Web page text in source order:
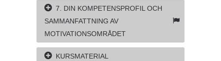
7. DIN KOMPETENSPROFIL OCH
SAMMANFATTNING AV
MOTIVATIONSOMRÅDET
KURSMATERIAL